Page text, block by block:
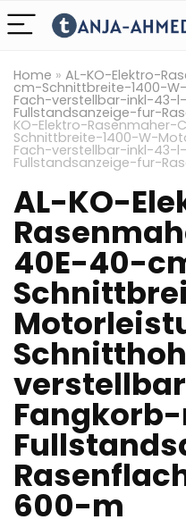
Home » AL-KO-Elektro-
cm-Schnittbreite-1400-
Fach-verstellbar-inkl-43-
Fullstandsanzeige-fur-
KO-Elektro-
Schnittbreite-1400-W-
Fach-verstellbar-inkl-43-
Fullstandsanzeige-fur-
AL-KO-
40E-40-
600-m